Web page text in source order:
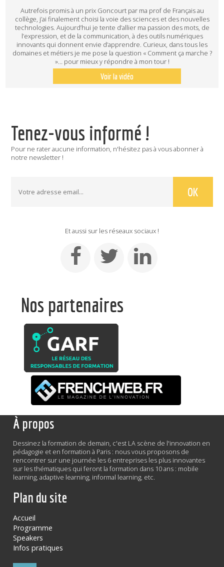
Autrefois promis à un prix Goncourt par ma prof de Français au
collège, j’ai finalement choisi la voie des sciences et des nouvelles
technologies. Aujourd’hui je tente d’allier ma passion des mots, de
l’expression, et de la communication, à des outils numériques
innovants qui donnent envie d’apprendre. Curieux, dans tous les
domaines et métiers je me pose la question « Comment ça marche ?
»… pour mieux y répondre à mon tour !
Voir la vidéo
Tenez-vous informé !
Pour ne rater aucune information, n'hésitez pas à vous abonner à
notre newsletter !
Et aussi sur les réseaux sociaux !
Nos partenaires
À propos
Dessinez la formation de demain, c'est LA scène de l'innovation en
pédagogie et en formation à Paris : nous vous proposons de
rencontrer sur une journée les 6 entreprises les plus innovantes
sur les thématiques qui feront la formation dans 10 ans : mobile
learning, adaptive learning, informal learning, etc.
Plan du site
Accueil
Programme
Speakers
Infos pratiques